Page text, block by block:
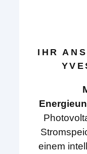
IHR
einem